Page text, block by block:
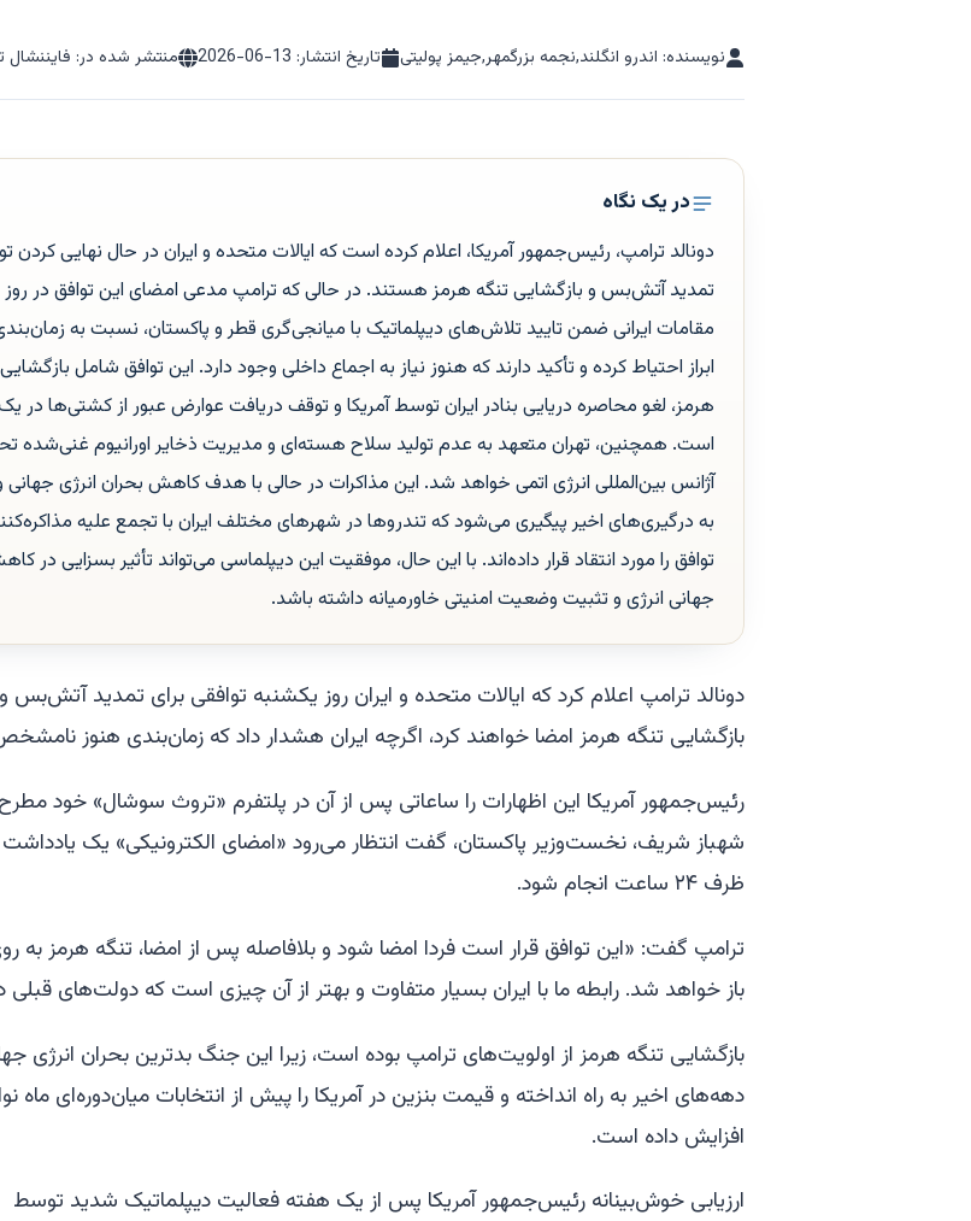
نویسنده: اندرو انگلند,نجمه بزرگمهر,جیمز پولیتی تاریخ انتشار: 2026-06-13 منتشر شده در: فایننشال
در یک نگاه
دونالد ترامپ، رئیس‌جمهور آمریکا، اعلام کرده است که ایالات متحده و ایران در حال نهایی کردن
تمدید آتش‌بس و بازگشایی تنگه هرمز هستند. در حالی که ترامپ مدعی امضای این توافق در
مقامات ایرانی ضمن تایید تلاش‌های دیپلماتیک با میانجی‌گری قطر و پاکستان، نسبت به
ابراز احتیاط کرده و تأکید دارند که هنوز نیاز به اجماع داخلی وجود دارد. این توافق شامل
است. همچنین، تهران متعهد به عدم تولید سلاح هسته‌ای و مدیریت ذخایر اورانیوم غنی‌شده
آژانس بین‌المللی انرژی اتمی خواهد شد. این مذاکرات در حالی با هدف کاهش بحران انرژی جهانی
به درگیری‌های اخیر پیگیری می‌شود که تندروها در شهرهای مختلف ایران با تجمع علیه
توافق را مورد انتقاد قرار داده‌اند. با این حال، موفقیت این دیپلماسی می‌تواند تأثیر بسزایی در
جهانی انرژی و تثبیت وضعیت امنیتی خاورمیانه داشته باشد.
دونالد ترامپ اعلام کرد که ایالات متحده و ایران روز یکشنبه توافقی برای تمدید آتش‌بس و
بازگشایی تنگه هرمز امضا خواهند کرد، اگرچه ایران هشدار داد که زمان‌بندی هنوز
رئیس‌جمهور آمریکا این اظهارات را ساعاتی پس از آن در پلتفرم «تروث سوشال» خود
شهباز شریف، نخست‌وزیر پاکستان، گفت انتظار می‌رود «امضای الکترونیکی» یک
ظرف ۲۴ ساعت انجام شود.
ترامپ گفت: «این توافق قرار است فردا امضا شود و بلافاصله پس از امضا، تنگه هرمز به
باز خواهد شد. رابطه ما با ایران بسیار متفاوت و بهتر از آن چیزی است که دولت‌های قبلی
بازگشایی تنگه هرمز از اولویت‌های ترامپ بوده است، زیرا این جنگ بدترین بحران انرژی
دهه‌های اخیر به راه انداخته و قیمت بنزین در آمریکا را پیش از انتخابات میان‌دوره‌ای ماه
افزایش داده است.
ارزیابی خوش‌بینانه رئیس‌جمهور آمریکا پس از یک هفته فعالیت دیپلماتیک شدید توسط